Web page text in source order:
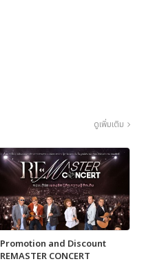
ดูเพิ่มเติม
Promotion and Discount
REMASTER CONCERT